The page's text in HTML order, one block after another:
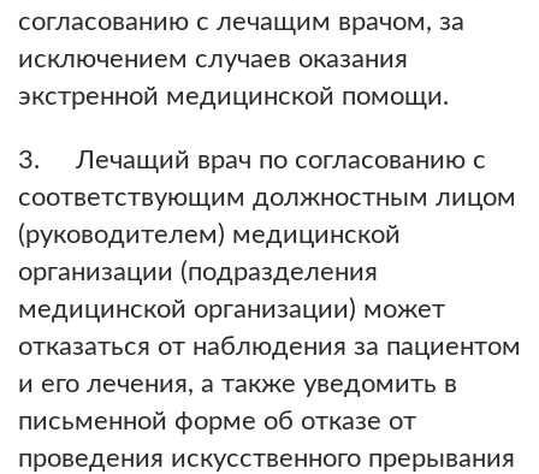
согласованию с лечащим врачом, за
исключением случаев оказания
экстренной медицинской помощи.
3. Лечащий врач по согласованию с
соответствующим должностным лицом
(руководителем) медицинской
организации (подразделения
медицинской организации) может
отказаться от наблюдения за пациентом
и его лечения, а также уведомить в
письменной форме об отказе от
проведения искусственного прерывания